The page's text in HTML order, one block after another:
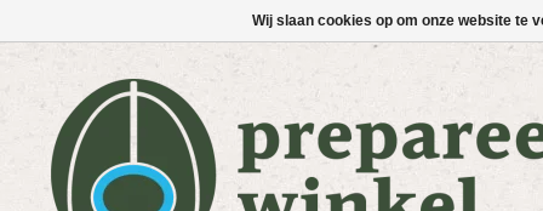
Wij slaan cookies op om onze website te